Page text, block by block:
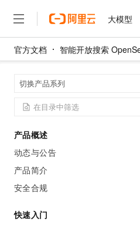
大模型
官方文档 智能开放搜索
切换产品系列
产品概述
动态与公告
产品简介
安全合规
快速入门
大模型
产品
精选产品
人工智能与机器学习
解决方案
精选解决方案
AI
权益
定价
云市场
伙伴
服务
了解阿里云